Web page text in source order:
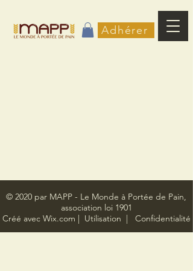
Adhérer
© 2020 par MAPP - Le Monde à Portée de Pain,
association loi 1901
Créé avec Wix.com | Utilisation | Confidentialité